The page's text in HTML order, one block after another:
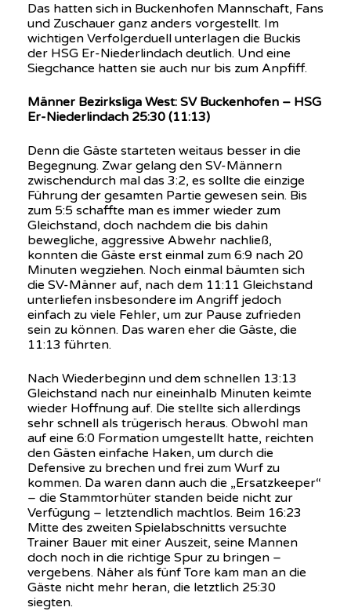
Das hatten sich in Buckenhofen Mannschaft, Fans
und Zuschauer ganz anders vorgestellt. Im
wichtigen Verfolgerduell unterlagen die Buckis
der HSG Er-Niederlindach deutlich. Und eine
Siegchance hatten sie auch nur bis zum Anpfiff.
Männer Bezirksliga West: SV Buckenhofen – HSG
Er-Niederlindach 25:30 (11:13)
Denn die Gäste starteten weitaus besser in die
Begegnung. Zwar gelang den SV-Männern
zwischendurch mal das 3:2, es sollte die einzige
Führung der gesamten Partie gewesen sein. Bis
zum 5:5 schaffte man es immer wieder zum
Gleichstand, doch nachdem die bis dahin
bewegliche, aggressive Abwehr nachließ,
konnten die Gäste erst einmal zum 6:9 nach 20
Minuten wegziehen. Noch einmal bäumten sich
die SV-Männer auf, nach dem 11:11 Gleichstand
unterliefen insbesondere im Angriff jedoch
einfach zu viele Fehler, um zur Pause zufrieden
sein zu können. Das waren eher die Gäste, die
11:13 führten.
Nach Wiederbeginn und dem schnellen 13:13
Gleichstand nach nur eineinhalb Minuten keimte
wieder Hoffnung auf. Die stellte sich allerdings
sehr schnell als trügerisch heraus. Obwohl man
auf eine 6:0 Formation umgestellt hatte, reichten
den Gästen einfache Haken, um durch die
Defensive zu brechen und frei zum Wurf zu
kommen. Da waren dann auch die „Ersatzkeeper“
– die Stammtorhüter standen beide nicht zur
Verfügung – letztendlich machtlos. Beim 16:23
Mitte des zweiten Spielabschnitts versuchte
Trainer Bauer mit einer Auszeit, seine Mannen
doch noch in die richtige Spur zu bringen –
vergebens. Näher als fünf Tore kam man an die
Gäste nicht mehr heran, die letztlich 25:30
siegten.